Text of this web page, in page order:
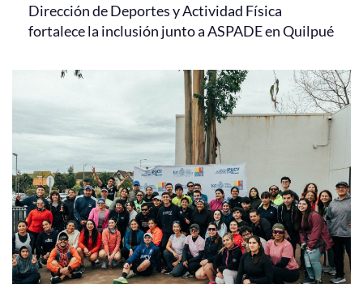
Dirección de Deportes y Actividad Física
fortalece la inclusión junto a ASPADE en Quilpué